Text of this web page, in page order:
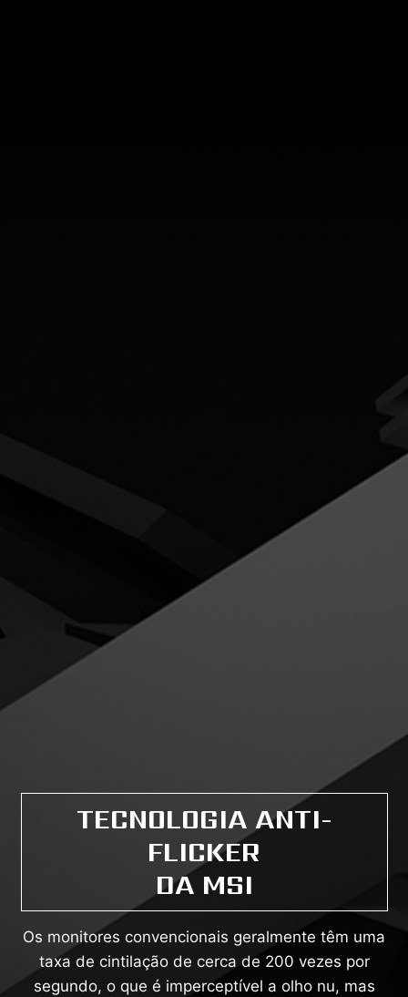
TECNOLOGIA ANTI-
FLICKER
DA MSI
Os monitores convencionais geralmente têm uma
taxa de cintilação de cerca de 200 vezes por
segundo, o que é imperceptível a olho nu, mas